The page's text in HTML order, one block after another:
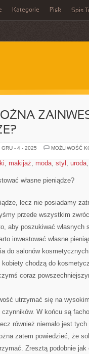
Kategorie Pisk Spis
GRU - 4 - 2025
MOŻLIWOŚĆ
, makijaż, moda, styl , uroda
własne pieniądze?
lecz nie posiadamy
przede wszystkim
aby poszukiwać własnych
inwestować własne
do salonów
chodzą do
coraz
utrzymać się na
czynników. W końcu są
również niemało jest
zatem powiedzieć, że
Zresztą podobnie jak